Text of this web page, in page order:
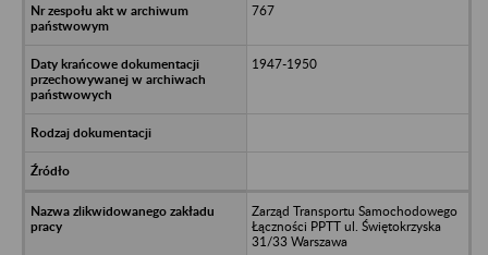
767
1947-1950
Zarząd Transportu Samochodowego
Łączności PPTT ul. Świętokrzyska
31/33 Warszawa